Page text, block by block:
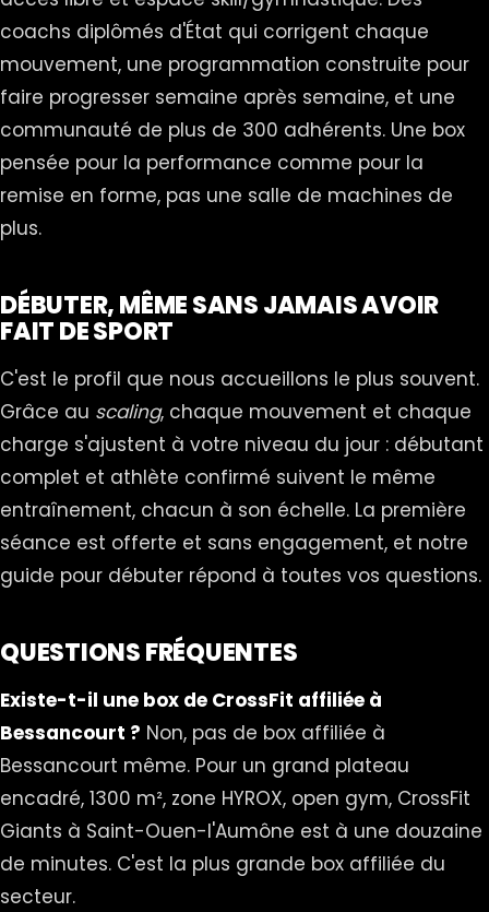
coachs diplômés d'État qui corrigent chaque
mouvement, une programmation construite pour
faire progresser semaine après semaine, et une
communauté de plus de 300 adhérents. Une box
pensée pour la performance comme pour la
remise en forme, pas une salle de machines de
plus.
DÉBUTER, MÊME SANS JAMAIS AVOIR
FAIT DE SPORT
C'est le profil que nous accueillons le plus souvent.
Grâce au scaling, chaque mouvement et chaque
charge s'ajustent à votre niveau du jour : débutant
complet et athlète confirmé suivent le même
entraînement, chacun à son échelle. La première
séance est offerte et sans engagement, et notre
guide pour débuter répond à toutes vos questions.
QUESTIONS FRÉQUENTES
Existe-t-il une box de CrossFit affiliée à
Bessancourt ? Non, pas de box affiliée à
Bessancourt même. Pour un grand plateau
encadré, 1300 m², zone HYROX, open gym, CrossFit
Giants à Saint-Ouen-l'Aumône est à une douzaine
de minutes. C'est la plus grande box affiliée du
secteur.